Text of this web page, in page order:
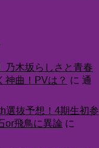
乃木坂らしさと青春
神曲！PVは？ に 通
選抜予想！4期生初参
or飛鳥に異論 に